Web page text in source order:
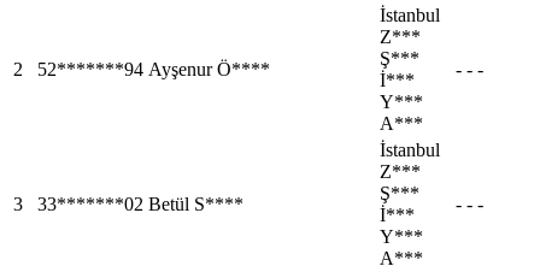
2 52*******94 Ayşenur Ö****
İstanbul
Z***
Ş***
İ***
Y***
A***
- - -
3 33*******02 Betül S****
İstanbul
Z***
Ş***
İ***
Y***
A***
- - -